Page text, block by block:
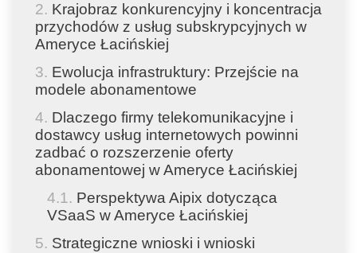
Krajobraz konkurencyjny i koncentracja
przychodów z usług subskrypcyjnych w
Ameryce Łacińskiej
Ewolucja infrastruktury: Przejście na
modele abonamentowe
Dlaczego firmy telekomunikacyjne i
dostawcy usług internetowych powinni
zadbać o rozszerzenie oferty
abonamentowej w Ameryce Łacińskiej
Perspektywa Aipix dotycząca
VSaaS w Ameryce Łacińskiej
Strategiczne wnioski i wnioski